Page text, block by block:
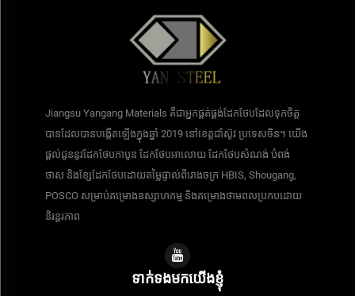
Jiangsu Yangang Materials គឺជាអ្នកផ្គត់ផ្គង់ដែកថែបដែលទុកចិត្ត
បានដែលបានបង្កើតឡើងក្នុងឆ្នាំ 2019 នៅខេត្តជាំស៊ូវ ប្រទេសចិន។ យើង
ផ្តល់ជូននូវដែកថែបកាបូន ដែកថែបអាលោយ ដែកថែបសំណង់ បំពង់
ថាស និងខ្សែដែកថែបដោយតម្លៃផ្ទាល់ពីរោងចក្រ HBIS, Shougang,
POSCO សម្រាប់គម្រោងឧស្សាហកម្ម និងគម្រោងថាមពលប្រកបដោយ
និរន្តរភាព
ទាក់ទង​មក​យើងខ្ញុំ